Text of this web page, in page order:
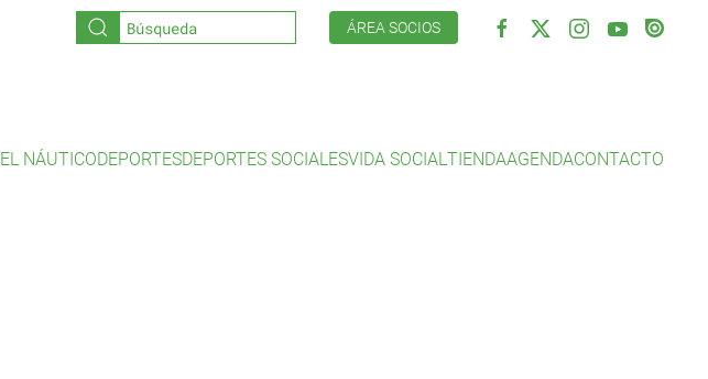
ÁREA SOCIOS
EL NÁUTICODEPORTESDEPORTES SOCIALESVIDA SOCIALTIENDAAGENDACONTACTO